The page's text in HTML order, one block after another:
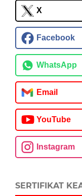
X
Facebook
WhatsApp
Email
YouTube
Instagram
SERTIFIKAT